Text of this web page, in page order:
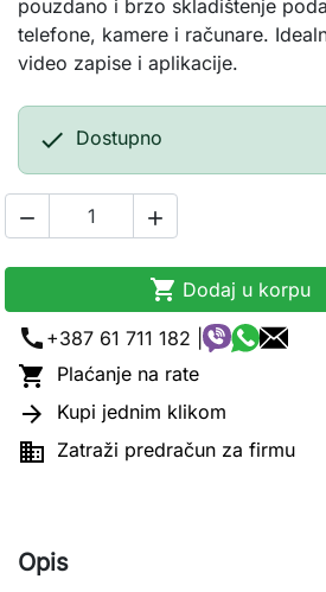
pouzdano i brzo skladištenje
telefone, kamere i računare.
video zapise i aplikacije.
 Dostupno
 
 Dodaj u korpu
call +387 61 711 182 |
 Plaćanje na rate
 Kupi jednim klikom
 Zatraži predračun za firmu
Opis